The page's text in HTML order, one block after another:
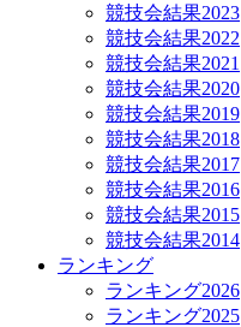
競技会結果2023
競技会結果2022
競技会結果2021
競技会結果2020
競技会結果2019
競技会結果2018
競技会結果2017
競技会結果2016
競技会結果2015
競技会結果2014
ランキング
ランキング2026
ランキング2025